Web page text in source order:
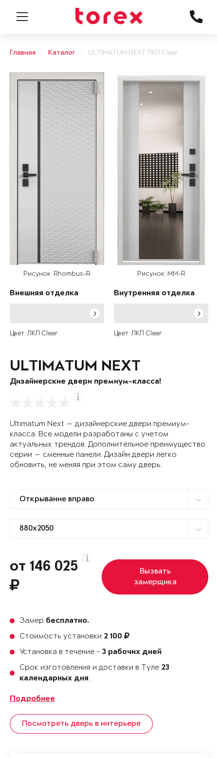
Главная Каталог ULTIMATUM NEXT ЛКП Clear
Рисунок: Rhombus-R
Внешняя отделка
Цвет: ЛКП Clear
Рисунок: MM-R
Внутренняя отделка
Цвет: ЛКП Clear
ULTIMATUM NEXT
Дизайнерские двери премиум-класса!
Ultimatum Next — дизайнерские двери премиум-
класса. Все модели разработаны с учетом
актуальных трендов. Дополнительное преимущество
серии — сменные панели. Дизайн двери легко
обновить, не меняя при этом саму дверь.
от 146 025
Вызвать
замерщика
Замер бесплатно.
Стоимость установки 2 100
Установка в течение - 3 рабочих дней
Срок изготовления и доставки в Туле 23
календарных дня.
Подробнее
Посмотреть дверь в интерьере